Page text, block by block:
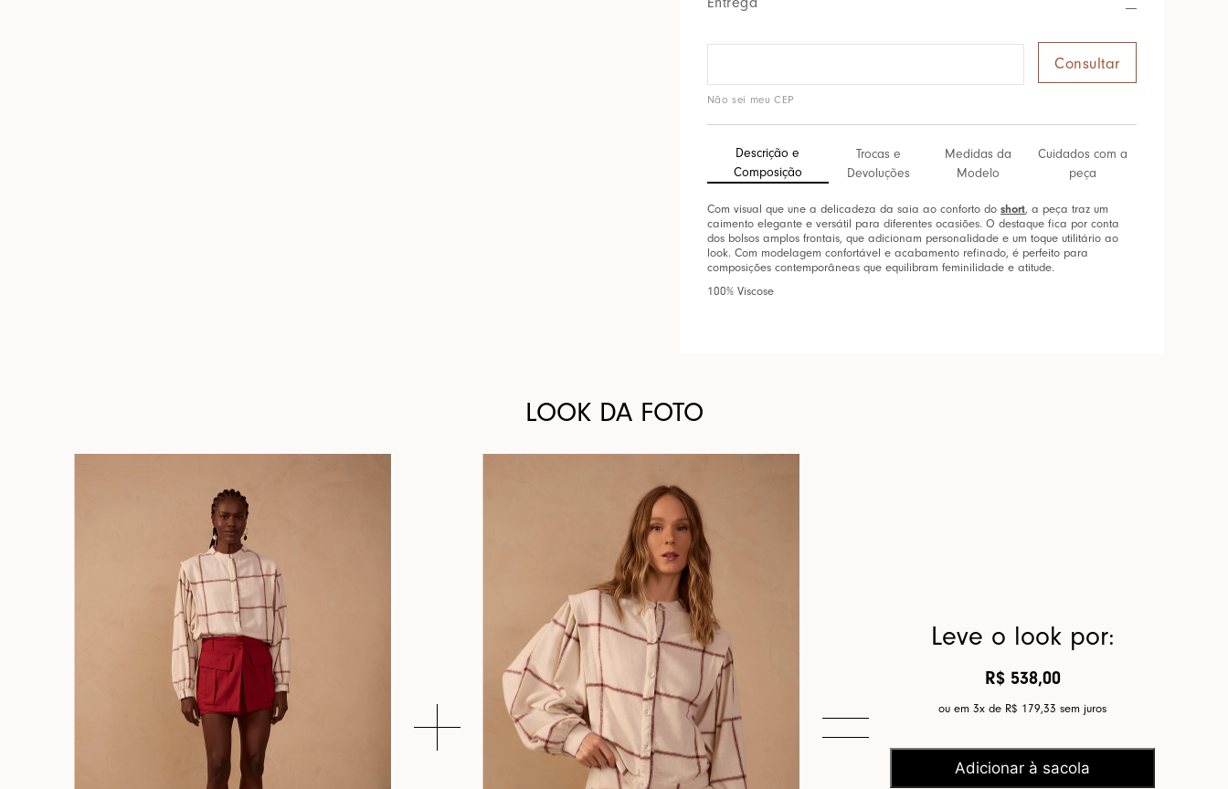
Não sei meu CEP
Descrição e
Composição
Trocas e
Devoluções
Medidas da
Modelo
Cuidados com a
peça
Com visual que une a delicadeza da saia ao conforto do short, a peça traz um
caimento elegante e versátil para diferentes ocasiões. O destaque fica por conta
dos bolsos amplos frontais, que adicionam personalidade e um toque utilitário ao
look. Com modelagem confortável e acabamento refinado, é perfeito para
composições contemporâneas que equilibram feminilidade e atitude.
100% Viscose
LOOK DA FOTO
Leve o look por:
R$ 538,00
ou em 3x de R$ 179,33 sem juros
Adicionar à sacola